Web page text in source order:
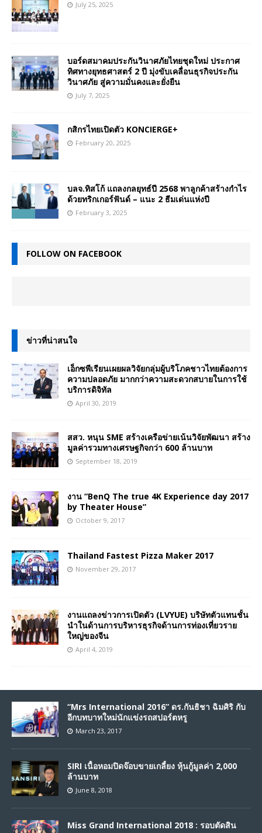
July 25, 2025
บอร์ดสมาคมประกันวินาศภัยไทยชุดใหม่ ประกาศ
ทิศทางยุทธศาสตร์ 2 ปี มุ่งขับเคลื่อนธุรกิจประกัน
วินาศภัย สู่ความมั่นคงและยั่งยืน
July 7, 2025
กสิกรไทยเปิดตัว KONCIERGE+
February 20, 2025
บลจ.ทิสโก้ แถลงกลยุทธ์ปี 2568 พาลูกค้าสร้างกำไร
ด้วยทริกเกอร์ฟันด์ – แนะ 2 ธีมเด่นแห่งปี
February 3, 2025
FOLLOW ON FACEBOOK
ข่าวที่น่าสนใจ
เอ็กซพีเรียนเผยผลวิจัยกลุ่มผู้บริโภคชาวไทยต้องการ
ความปลอดภัย มากกว่าความสะดวกสบายในการใช้
บริการดิจิทัล
April 30, 2019
สสว. หนุน SME สร้างเครือข่ายเน้นวิจัยพัฒนา สร้าง
มูลค่ารวมทางเศรษฐกิจกว่า 600 ล้านบาท
September 18, 2019
งาน “BenQ The true 4K Experience day 2017
by Theater House”
October 9, 2017
Thailand Fastest Pizza Maker 2017
November 29, 2017
งานแถลงข่าวการเปิดตัว (LVYUE) บริษัทตัวแทนชั้น
นำในด้านการบริหารธุรกิจด้านการท่องเที่ยวราย
ใหญ่ของจีน
April 4, 2019
“Mrs International 2016” ดร.กันธิชา ฉิมศิริ กับ
อีกบทบาทใหม่นักแข่งรถสปอร์ตหรู
March 23, 2017
SIRI เนื้อหอมปิดจ๊อบขายเกลี้ยง หุ้นกู้มูลค่า 2,000
ล้านบาท
June 8, 2018
Miss Grand International 2018 : รอบตัดสิน